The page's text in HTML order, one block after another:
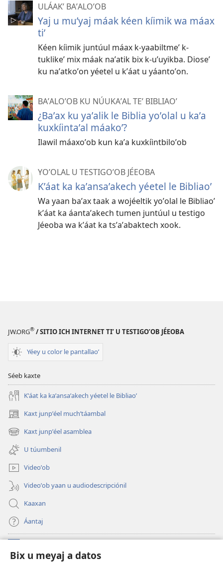
Bix u meyaj a datos
ULÁAKʼ BAʼALOʼOB
Yaj u muʼyaj máak kéen kíimik wa máax
tiʼ
Kéen kíimik juntúul máax k-yaabiltmeʼ k-
tuklikeʼ mix máak naʼatik bix k-uʼuyikba. Dioseʼ
ku naʼatkoʼon yéetel u kʼáat u yáantoʼon.
BAʼALOʼOB KU NÚUKAʼAL TEʼ BIBLIAOʼ
¿Baʼax ku yaʼalik le Biblia yoʼolal u kaʼa
kuxkíintaʼal máakoʼ?
Ilawil máaxoʼob kun kaʼa kuxkíintbiloʼob
YOʼOLAL U TESTIGOʼOB JÉEOBA
Kʼáat ka kaʼansaʼakech yéetel le Bibliaoʼ
Wa yaan baʼax taak a wojéeltik yoʼolal le Bibliaoʼ
kʼáat ka áantaʼakech tumen juntúul u testigo
Jéeoba wa kʼáat ka tsʼaʼabaktech xook.
JW.ORG® / SITIO ICH INTERNET TIʼ U TESTIGOʼOB JÉEOBA
Yéey u color le pantallaoʼ
Séeb kaxte
Kʼáat ka kaʼansaʼakech yéetel le Bibliaoʼ
Kaxt junpʼéel muchʼtáambal
(opens
new
window)
Kaxt junpʼéel asamblea
(opens
new
window)
U túumbenil
Videoʼob
Videoʼob yaan u audiodescripciónil
Kaaxan
Áantaj
(opens
new